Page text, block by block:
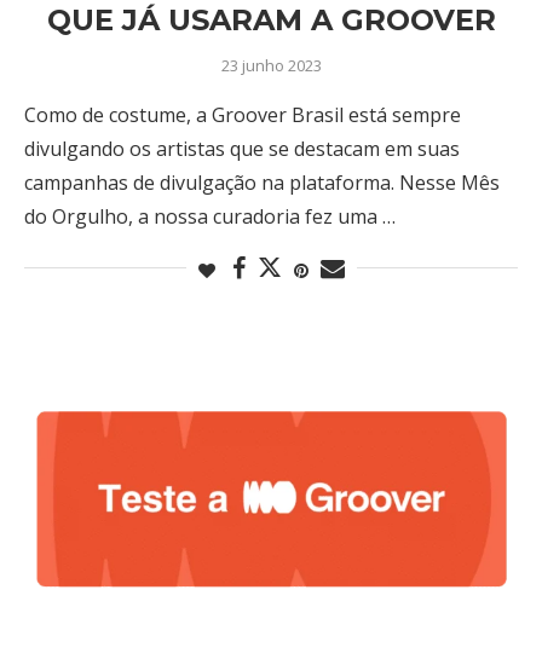
QUE JÁ USARAM A GROOVER
23 junho 2023
Como de costume, a Groover Brasil está sempre
divulgando os artistas que se destacam em suas
campanhas de divulgação na plataforma. Nesse Mês
do Orgulho, a nossa curadoria fez uma …